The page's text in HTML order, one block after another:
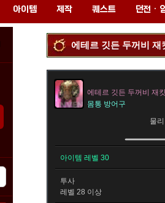
아이템 제작 퀘스트 던전 ·
에테르 깃든 두꺼비 재
에테르 깃든 두꺼비 재
몸통 방어구
물
아이템 레벨 30
투사
레벨 28 이상